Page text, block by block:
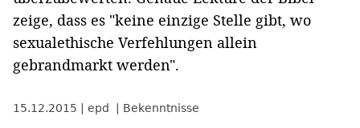
zeige, dass es "keine einzige Stelle gibt, wo
sexualethische Verfehlungen allein
gebrandmarkt werden".
15.12.2015 epd Bekenntnisse